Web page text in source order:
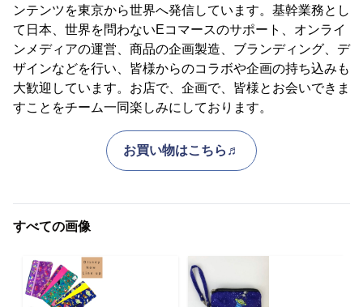
ンテンツを東京から世界へ発信しています。基幹業務とし
て日本、世界を問わないEコマースのサポート、オンライ
ンメディアの運営、商品の企画製造、ブランディング、デ
ザインなどを行い、皆様からのコラボや企画の持ち込みも
大歓迎しています。お店で、企画で、皆様とお会いできま
すことをチーム一同楽しみにしております。
お買い物はこちら♬
すべての画像